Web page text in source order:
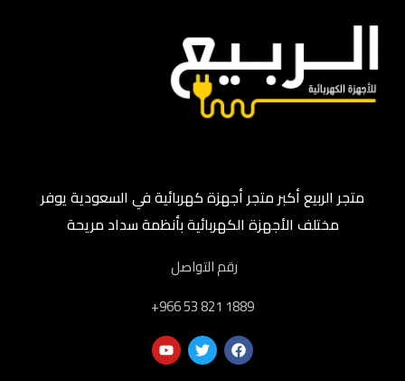
متجر الربيع أكبر متجر أجهزة كهربائية في السعودية يوفر
مختلف الأجهزة الكهربائية بأنظمة سداد مريحة
رقم التواصل
‎+966 53 821 1889